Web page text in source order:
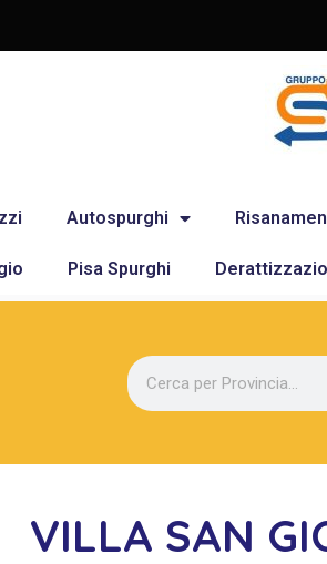
Autospurghi
Pisa Spurghi
VILLA SAN